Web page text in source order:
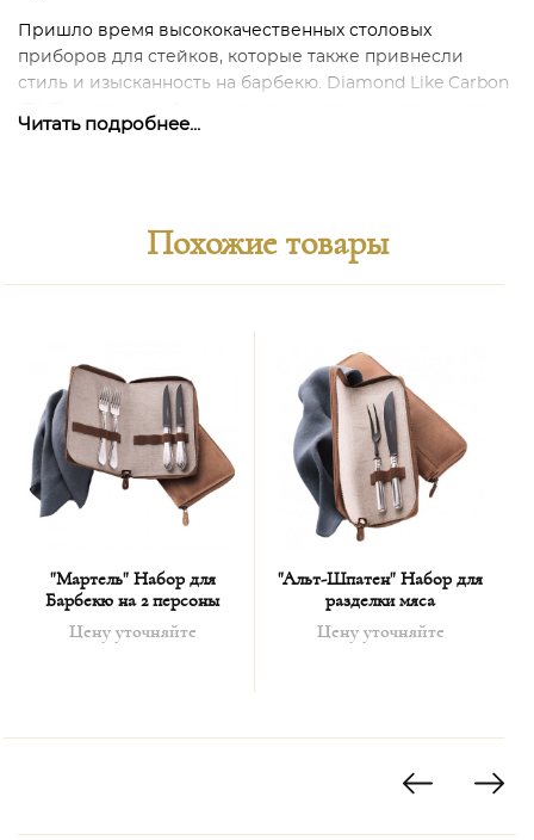
Пришло время высококачественных столовых
приборов для стейков, которые также привнесли
стиль и изысканность на барбекю. Diamond Like Carbon
для барбекю от Robbe & Berking. Антрацитово-черное
В набор входят: 4 ножа для стейка Frozen Black, 4 вилки
для меню, 4 салфетки Грейси, 1 кожаный чехол.
Читать подробнее...
Похожие товары
"Мартель" Набор для
Барбекю на 2 персоны
Цену уточняйте
"Альт-Шпатен" Набор для
разделки мяса
Цену уточняйте